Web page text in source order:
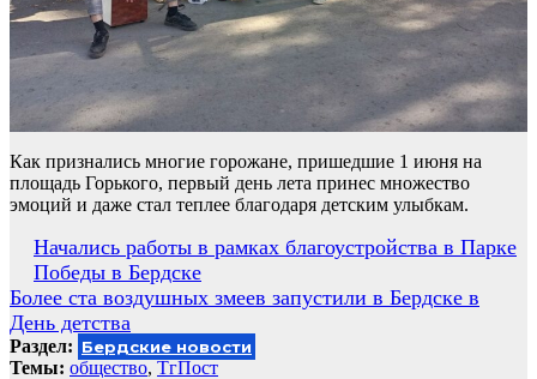
Как признались многие горожане, пришедшие 1 июня на
площадь Горького, первый день лета принес множество
эмоций и даже стал теплее благодаря детским улыбкам.
Навигация
по
записям
Начались работы в рамках благоустройства в Парке
Победы в Бердске
Более ста воздушных змеев запустили в Бердске в
День детства
Раздел: Бердские новости
Темы: общество, ТгПост